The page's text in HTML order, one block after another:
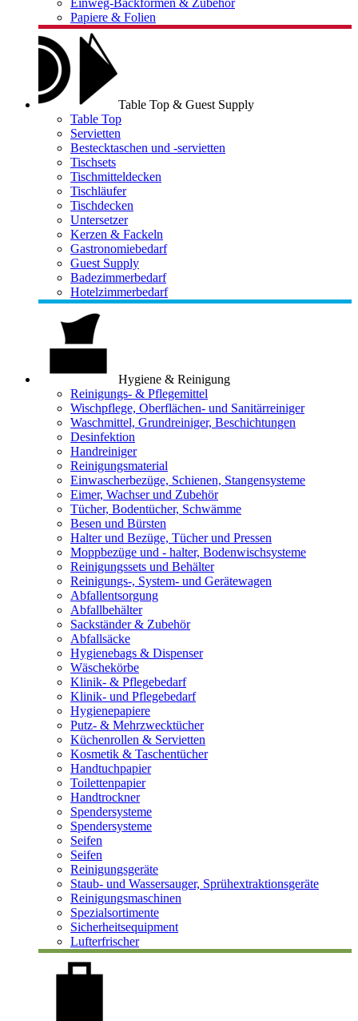
Einweg-Backformen & Zubehör
Papiere & Folien
Table Top & Guest Supply
Table Top
Servietten
Bestecktaschen und -servietten
Tischsets
Tischmitteldecken
Tischläufer
Tischdecken
Untersetzer
Kerzen & Fackeln
Gastronomiebedarf
Guest Supply
Badezimmerbedarf
Hotelzimmerbedarf
Hygiene & Reinigung
Reinigungs- & Pflegemittel
Wischpflege, Oberflächen- und Sanitärreiniger
Waschmittel, Grundreiniger, Beschichtungen
Desinfektion
Handreiniger
Reinigungsmaterial
Einwascherbezüge, Schienen, Stangensysteme
Eimer, Wachser und Zubehör
Tücher, Bodentücher, Schwämme
Besen und Bürsten
Halter und Bezüge, Tücher und Pressen
Moppbezüge und - halter, Bodenwischsysteme
Reinigungssets und Behälter
Reinigungs-, System- und Gerätewagen
Abfallentsorgung
Abfallbehälter
Sackständer & Zubehör
Abfallsäcke
Hygienebags & Dispenser
Wäschekörbe
Klinik- & Pflegebedarf
Klinik- und Pflegebedarf
Hygienepapiere
Putz- & Mehrzwecktücher
Küchenrollen & Servietten
Kosmetik & Taschentücher
Handtuchpapier
Toilettenpapier
Handtrockner
Spendersysteme
Spendersysteme
Seifen
Seifen
Reinigungsgeräte
Staub- und Wassersauger, Sprühextraktionsgeräte
Reinigungsmaschinen
Spezialsortimente
Sicherheitsequipment
Lufterfrischer